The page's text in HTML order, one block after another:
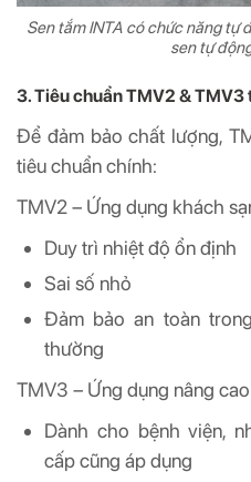
Sen tắm INTA có chức năng tự
sen tự
3. Tiêu chuẩn TMV2 &
Để đảm bảo chất lượng,
tiêu chuẩn chính:
TMV2 – Ứng dụng khách
Duy trì nhiệt độ ổn định
Sai số nhỏ
Đảm bảo an toàn
thường
TMV3 – Ứng dụng nâng cao
Dành cho bệnh viện,
cấp cũng áp dụng